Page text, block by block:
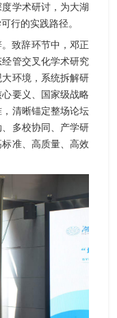
学术研讨，为大湖
行的实践路径。
致辞环节中，邓正
管交叉化学术研究
环境，系统拆解研
要义、国家级战略
清晰锚定整场论坛
多校协同、产学研
准、高质量、高效